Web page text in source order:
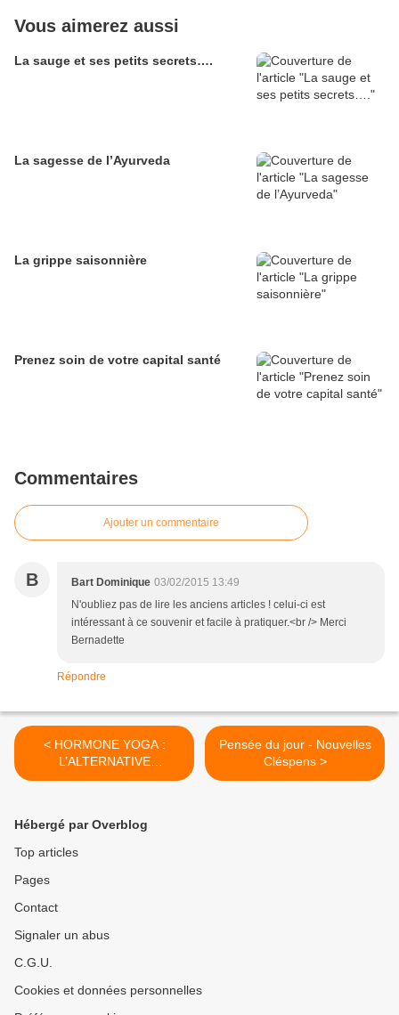
Vous aimerez aussi
La sauge et ses petits secrets….
La sagesse de l’Ayurveda
La grippe saisonnière
Prenez soin de votre capital santé
Commentaires
Ajouter un commentaire
B Bart Dominique 03/02/2015 13:49
N'oubliez pas de lire les anciens articles ! celui-ci est
intéressant à ce souvenir et facile à pratiquer.<br /> Merci
Bernadette
Répondre
< HORMONE YOGA :
L’ALTERNATIVE
NATURELLE
Pensée du jour - Nouvelles
Cléspens >
Hébergé par Overblog
Top articles
Pages
Contact
Signaler un abus
C.G.U.
Cookies et données personnelles